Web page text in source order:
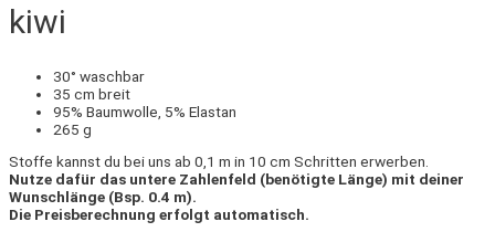
kiwi
30° waschbar
35 cm breit
95% Baumwolle, 5% Elastan
265 g
Stoffe kannst du bei uns ab 0,1 m in 10 cm Schritten erwerben.
Nutze dafür das untere Zahlenfeld (benötigte Länge) mit deiner
Wunschlänge (Bsp. 0.4 m).
Die Preisberechnung erfolgt automatisch.